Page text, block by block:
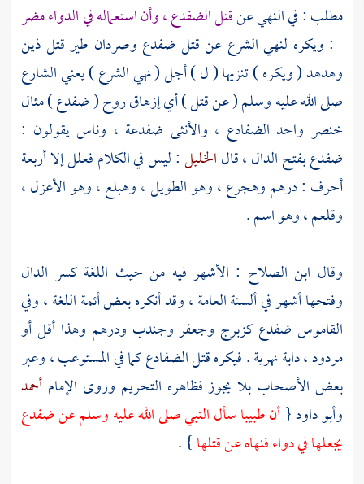
مطلب : في النهي عنقتل الضفدع ، وأن استعماله في الدواء مضر
: ويكره لنهي الشرع عن قتل ضفدع وصردان طير قتل ذين
وهدهد ( ويكره ) تنزيها ( ل ) أجل ( نهي الشرع ) يعني الشارع
صلى الله عليه وسلم ( عن قتل ) أي إزهاق روح ( ضفدع ) مثال
خنصر واحد الضفادع ، والأنثى ضفدعة ، وناس يقولون :
ضفدع بفتح الدال ، قالالخليل: ليس في الكلام فعلل إلا أربعة
أحرف : درهم وهجرع ، وهو الطويل ، وهبلع ، وهو الأعزل ،
وقلعم ، وهو اسم .
وقال ابن الصلاح : الأشهر فيه من حيث اللغة كسر الدال
وفتحها أشهر في ألسنة العامة ، وقد أنكره بعض أئمة اللغة ، وفي
القاموس ضفدع كزبرج وجعفر وجندب ودرهم وهذا أقل أو
مردود ، دابة نهرية . فيكره قتل الضفادع كما في المستوعب ، وعبر
بعض الأصحاب بلا يجوز فظاهره التحريم وروى الإمام أحمد
وأبو داود{أن طبيبا سأل النبي صلى الله عليه وسلم عن ضفدع
يجعلها في دواء فنهاه عن قتلها} .